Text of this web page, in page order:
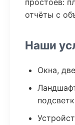
простоев:
отчёты с
Наши
Окна,